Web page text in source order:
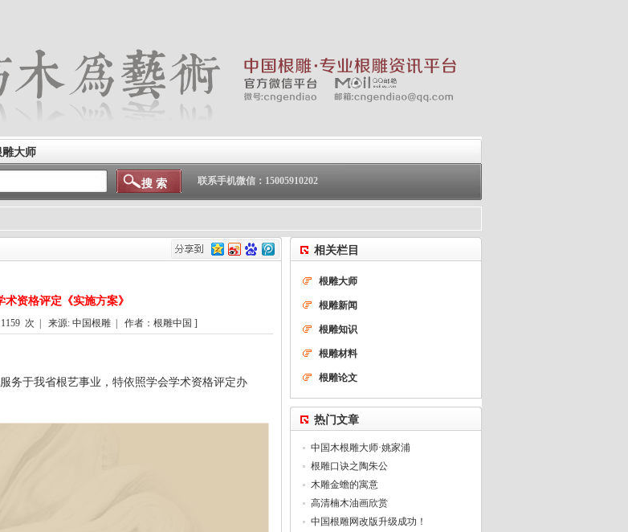
雕大师
联系手机微信：15005910202
资格评定《实施方案》
次 | 来源: 中国根雕 | 作者：根雕中国 ]
务于我省根艺事业，特依照学会学术资格评定办
相关栏目
根雕大师
根雕新闻
根雕知识
根雕材料
根雕论文
热门文章
中国木根雕大师·姚家浦
根雕口诀之陶朱公
木雕金蟾的寓意
高清楠木油画欣赏
中国根雕网改版升级成功！